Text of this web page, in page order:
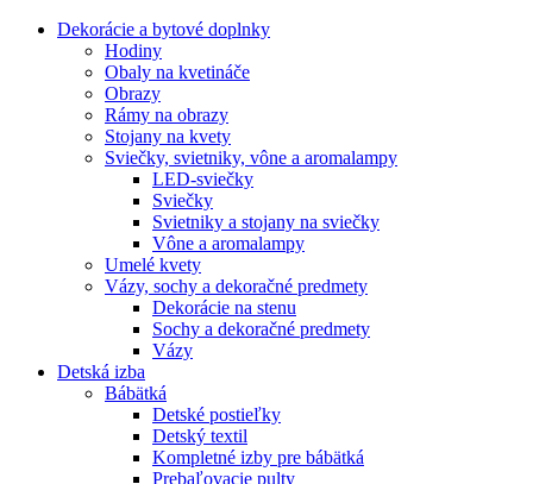
Dekorácie a bytové doplnky
Hodiny
Obaly na kvetináče
Obrazy
Rámy na obrazy
Stojany na kvety
Sviečky, svietniky, vône a aromalampy
LED-sviečky
Sviečky
Svietniky a stojany na sviečky
Vône a aromalampy
Umelé kvety
Vázy, sochy a dekoračné predmety
Dekorácie na stenu
Sochy a dekoračné predmety
Vázy
Detská izba
Bábätká
Detské postieľky
Detský textil
Kompletné izby pre bábätká
Prebaľovacie pulty